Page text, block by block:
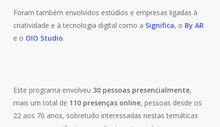
Foram também envolvidos estúdios e empresas ligadas à
criatividade e à tecnologia digital como a Significa, o By AR
e o OIO Studio.
Este programa envolveu 30 pessoas presencialmente,
mais um total de 110 presenças online, pessoas desde os
22 aos 70 anos, sobretudo interessadas nestas temáticas